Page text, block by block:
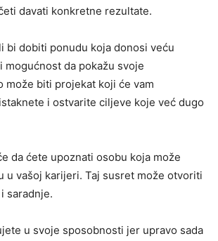
davati konkretne rezultate.
bi dobiti ponudu koja donosi veću
mogućnost da pokažu svoje
može biti projekat koji će vam
i ostvarite ciljeve koje već dugo
da ćete upoznati osobu koja može
u vašoj karijeri. Taj susret može otvoriti
saradnje.
u svoje sposobnosti jer upravo sada